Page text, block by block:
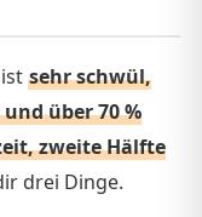
sehr schwül,
über 70 %
zweite Hälfte
drei Dinge.